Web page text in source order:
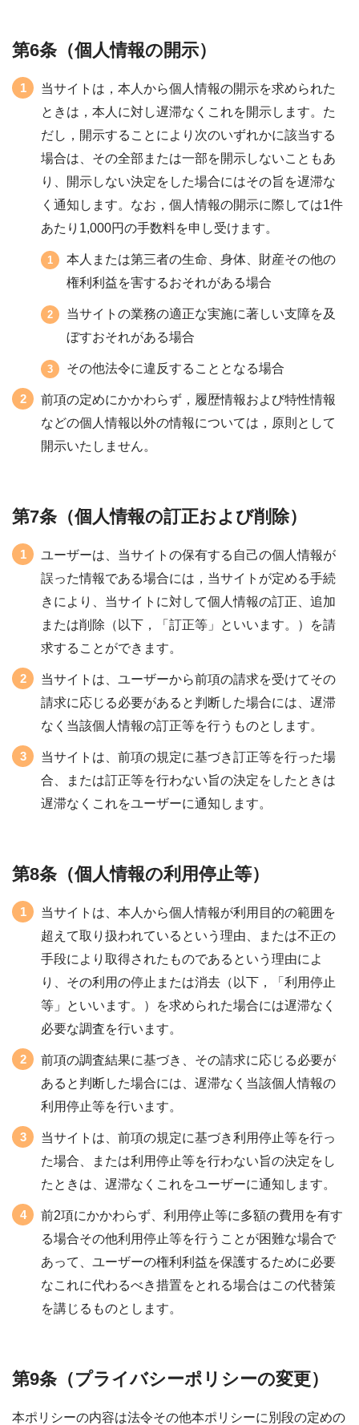
第6条（個人情報の開示）
当サイトは，本人から個人情報の開示を求められた
ときは，本人に対し遅滞なくこれを開示します。た
だし，開示することにより次のいずれかに該当する
場合は、その全部または一部を開示しないこともあ
り、開示しない決定をした場合にはその旨を遅滞な
く通知します。なお，個人情報の開示に際しては1件
あたり1,000円の手数料を申し受けます。
本人または第三者の生命、身体、財産その他の
権利利益を害するおそれがある場合
当サイトの業務の適正な実施に著しい支障を及
ぼすおそれがある場合
その他法令に違反することとなる場合
前項の定めにかかわらず，履歴情報および特性情報
などの個人情報以外の情報については，原則として
開示いたしません。
第7条（個人情報の訂正および削除）
ユーザーは、当サイトの保有する自己の個人情報が
誤った情報である場合には，当サイトが定める手続
きにより、当サイトに対して個人情報の訂正、追加
または削除（以下，「訂正等」といいます。）を請
求することができます。
当サイトは、ユーザーから前項の請求を受けてその
請求に応じる必要があると判断した場合には、遅滞
なく当該個人情報の訂正等を行うものとします。
当サイトは、前項の規定に基づき訂正等を行った場
合、または訂正等を行わない旨の決定をしたときは
遅滞なくこれをユーザーに通知します。
第8条（個人情報の利用停止等）
当サイトは、本人から個人情報が利用目的の範囲を
超えて取り扱われているという理由、または不正の
手段により取得されたものであるという理由によ
り、その利用の停止または消去（以下，「利用停止
等」といいます。）を求められた場合には遅滞なく
必要な調査を行います。
前項の調査結果に基づき、その請求に応じる必要が
あると判断した場合には、遅滞なく当該個人情報の
利用停止等を行います。
当サイトは、前項の規定に基づき利用停止等を行っ
た場合、または利用停止等を行わない旨の決定をし
たときは、遅滞なくこれをユーザーに通知します。
前2項にかかわらず、利用停止等に多額の費用を有す
る場合その他利用停止等を行うことが困難な場合で
あって、ユーザーの権利利益を保護するために必要
なこれに代わるべき措置をとれる場合はこの代替策
を講じるものとします。
第9条（プライバシーポリシーの変更）
本ポリシーの内容は法令その他本ポリシーに別段の定めの